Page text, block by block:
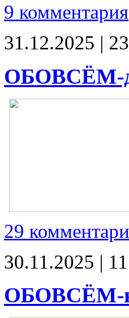
9
31.12.2025 |
ОБОВСЁМ-
29
30.11.2025 |
ОБОВСЁМ-